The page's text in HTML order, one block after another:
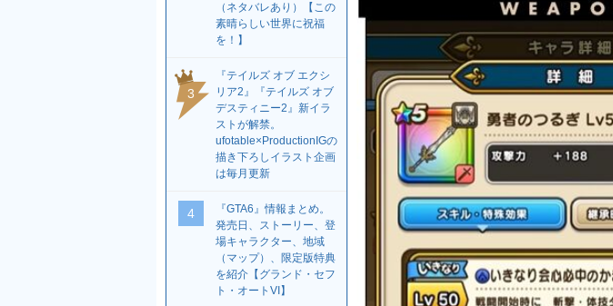
（ネタバレあり）【この
素晴らしい世界に祝福
を！】
3
『テイルズ オブ エクシ
リア2』『テイルズ オブ
デスティニー2』新イラ
ストが解禁。
ufotable×ProductionIGの
描き下ろしイラスト企画
は毎月更新
4
『GTA6』情報まとめ。
発売日、ストーリー、登
場キャラクター、地域
（マップ）、限定版特典
を紹介【グランド・セフ
ト・オートVI】